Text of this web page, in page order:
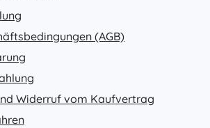
(AGB)
Widerruf vom Kaufvertrag